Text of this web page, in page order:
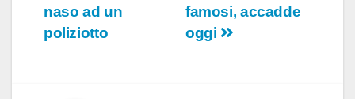
famosi, accadde
oggi
naso ad un
poliziotto